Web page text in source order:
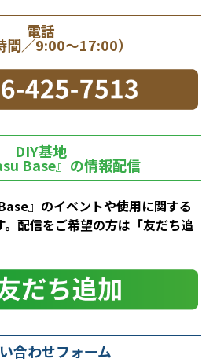
電話
間／9:00～17:00）
DIY基地
Base』の情報配信
』のイベントや使用に関する
配信をご希望の方は「友だち追
合わせフォーム